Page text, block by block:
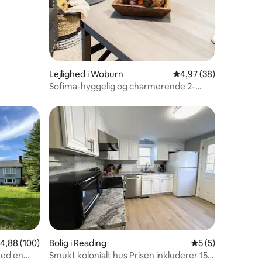
Lejlighed i Woburn 4,97 ud af 5 i
4,97 (38)
Sofima-hyggelig og charmerende 2-
omtaler
ud af 5 i gennemsnitlig bedømmelse, 100 omtaler
4,88 (100)
en
Bolig i Reading 5 ud af 5 i
5 (5)
Smukt kolonialt hus Prisen inkluderer 15